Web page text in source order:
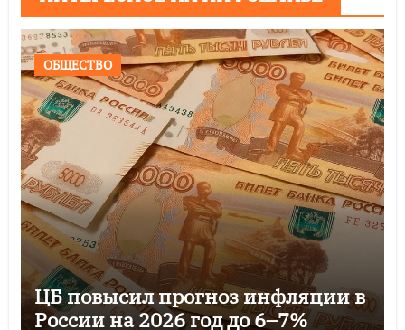
ОБЩЕСТВО
ЦБ повысил прогноз инфляции в
России на 2026 год до 6–7%